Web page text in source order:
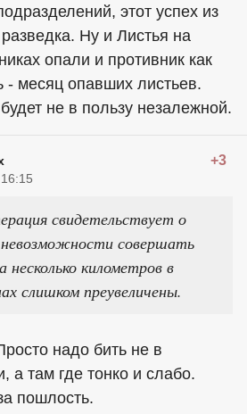
этот успех из
Ну и Листья на
опали и противник как
- месяц опавших листьев.
не в пользу незалежной.
+3
свидетельствует о
совершать
километров в
слишком преувеличены.
надо бить не в
а там где тонко и слабо.
пошлость.